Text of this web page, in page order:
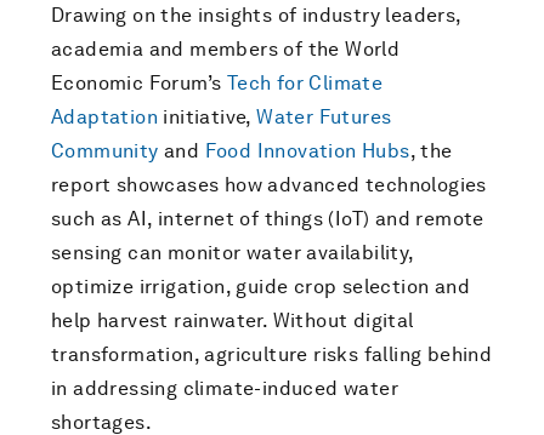
Drawing on the insights of industry leaders,
academia and members of the World
Economic Forum’s Tech for Climate
Adaptation initiative,Water Futures
Community and Food Innovation Hubs, the
report showcases how advanced technologies
such as AI, internet of things (IoT) and remote
sensing can monitor water availability,
optimize irrigation, guide crop selection and
help harvest rainwater. Without digital
transformation, agriculture risks falling behind
in addressing climate-induced water
shortages.